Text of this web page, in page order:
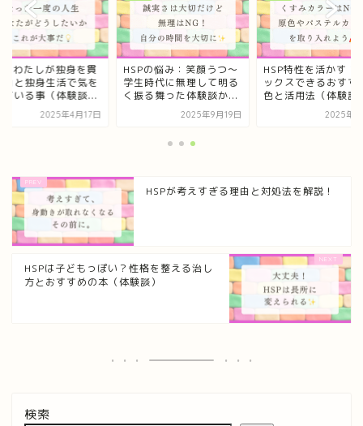
のわたしが独身を貫
由と独身生活で気を
ている事（体験談...
2025年4月17日
HSPの悩み：笑顔うつ〜
学生時代に無理して明る
く振る舞った体験談か...
2025年9月19日
HSP特性を活かす！
ックスできるおすす
色と活用法（体験談
2025年8
HSPが考えすぎる理由と対処法を解説！
HSPは子どもっぽい？性格を整える治し
方とおすすめの本（体験談）
検索